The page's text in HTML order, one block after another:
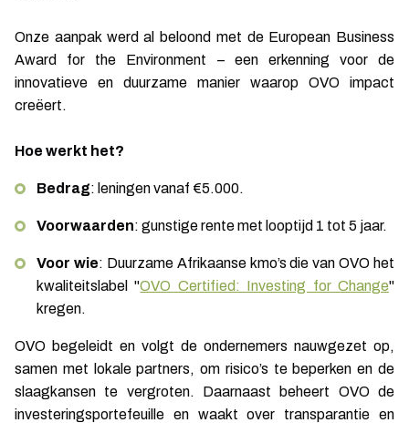
Onze aanpak werd al beloond met de European Business
Award for the Environment
– een erkenning voor de
innovatieve en duurzame manier waarop OVO impact
creëert.
Hoe werkt het?
Bedrag: leningen vanaf €5.000.
Voorwaarden: gunstige rente met looptijd 1 tot 5 jaar.
Voor wie: Duurzame Afrikaanse kmo’s die van OVO het
kwaliteitslabel "OVO Certified: Investing for Change"
kregen.
OVO begeleidt en volgt de ondernemers nauwgezet op,
samen met lokale partners, om risico’s te beperken en de
slaagkansen te vergroten. Daarnaast beheert OVO de
investeringsportefeuille en waakt over transparantie en